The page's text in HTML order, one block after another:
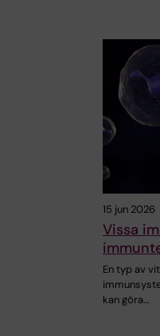
15 jun 2026
Vissa
En typ av
kan göra…